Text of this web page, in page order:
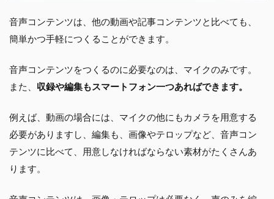
音声コンテンツは、他の動画や記事コンテンツと比べても、
簡単かつ手軽につくることができます。
音声コンテンツをつくるのに必要なのは、マイクのみです。
また、 収録や編集もスマートフォン一つあればできます。
例えば、動画の場合には、マイクの他にもカメラを用意する
必要がありますし、編集も、画像やテロップなど、音声コン
テンツに比べて、用意しなければならない素材がたくさんあ
ります。